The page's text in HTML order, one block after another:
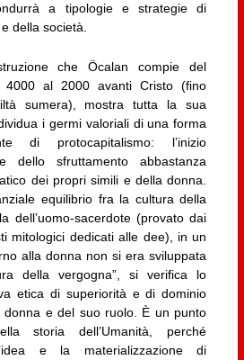
a tipologie e strategie di
della società.
che Öcalan compie del
al 2000 avanti Cristo (fino
sumera), mostra tutta la sua
i germi valoriali di una forma
di protocapitalismo: l’inizio
e dello sfruttamento abbastanza
dei propri simili e della donna.
equilibrio fra la cultura della
dell’uomo-sacerdote (provato dai
mitologici dedicati alle dee), in un
alla donna non si era sviluppata
della vergogna”, si verifica lo
etica di superiorità e di dominio
donna e del suo ruolo. È un punto
storia dell’Umanità, perché
e la materializzazione di